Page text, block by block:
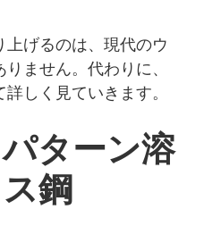
上げるのは、現代のウ
ません。代わりに、
しく見ていきます。
ターン溶
鋼